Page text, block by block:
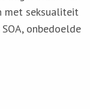
met seksualiteit
onbedoelde